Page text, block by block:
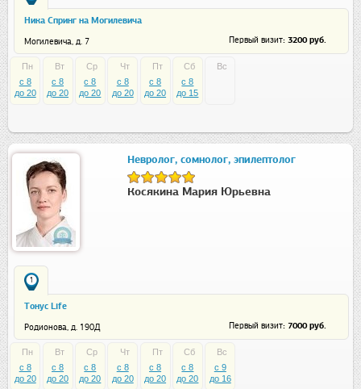
Ника Спринг на Могилевича
Могилевича, д. 7 Первый визит: 3200 руб.
Пн
c 8
до 20
Вт
c 8
до 20
Ср
c 8
до 20
Чт
c 8
до 20
Пт
c 8
до 20
Сб
c 8
до 15
Вс
Невролог, сомнолог, эпилептолог
Косякина Мария Юрьевна
1
Тонус Life
Родионова, д. 190Д Первый визит: 7000 руб.
Пн
c 8
до 20
Вт
c 8
до 20
Ср
c 8
до 20
Чт
c 8
до 20
Пт
c 8
до 20
Сб
c 8
до 20
Вс
c 9
до 16